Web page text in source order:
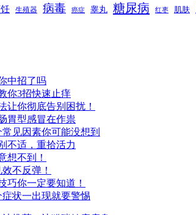
生殖器 病毒 癌症 睾丸 糖尿病 红枣 肌肤
中招了吗
你3招快速止痒
让你彻底告别困扰！
胃型感冒在作祟
见因素你可能没想到
不适，重拾活力
想不到！
不反弹！
巧你一定要知道！
状一出现就要警惕